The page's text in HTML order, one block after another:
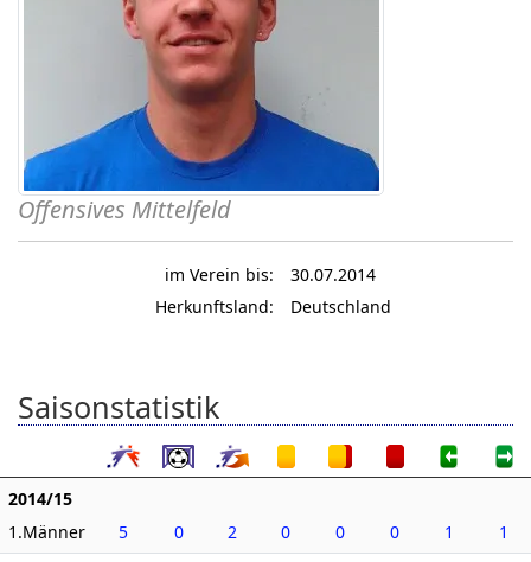
Offensives Mittelfeld
im Verein bis:
30.07.2014
Herkunftsland:
Deutschland
Saisonstatistik
2014/15
1.Männer
5 0 2 0 0 0 1
1